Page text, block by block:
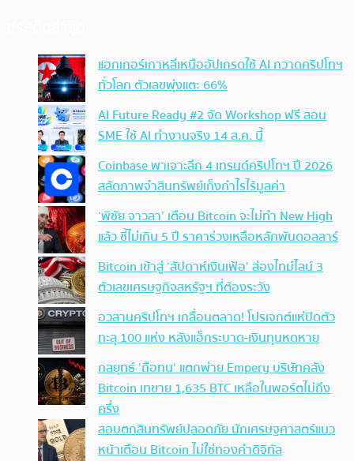
แฮกเกอร์เกาหลีเหนืออัปเกรดใช้ AI กวาดคริปโทฯ
ทั่วโลก ตัวเลขพุ่งแตะ 66%
AI Future Ready #2 จัด Workshop ฟรี สอน
SME ใช้ AI ทำงานจริง 14 ส.ค. นี้
Coinbase พาเจาะลึก 4 เทรนด์คริปโทฯ ปี 2026
สลัดภาพจำสินทรัพย์เก็งกำไรไร้มูลค่า
‘พิชัย จาวลา’ เตือน Bitcoin จะไม่ทำ New High
แล้ว ชี้ไม่เกิน 5 ปี ราคาร่วงเหลือหลักพันดอลลาร์
Bitcoin เข้าสู่ ‘สัปดาห์เงินเฟ้อ’ ส่องไทม์ไลน์ 3
ตัวเลขเศรษฐกิจสหรัฐฯ ที่ต้องระวัง
อวสานคริปโทฯ เกลื่อนตลาด! โปรเจกต์แห่ปิดตัว
ทะลุ 100 แห่ง หลังแฮ็กระบาด-เงินทุนหดหาย
กลยุทธ์ ‘ถือทน’ แตกพ่าย Empery บริษัทคลัง
Bitcoin เทขาย 1,635 BTC เหลือในพอร์ตไม่ถึง
ครึ่ง
สอบตกสินทรัพย์ปลอดภัย นักเศรษฐศาสตร์แนว
หน้าเตือน Bitcoin ไม่ใช่ทองคำดิจิทัล